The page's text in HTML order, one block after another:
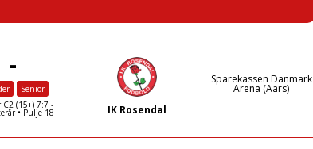
-
Senior
C2 (15+) 7:7 -
• Pulje 18 IK Rosendal
Sparekassen Danmark
Arena (Aars)